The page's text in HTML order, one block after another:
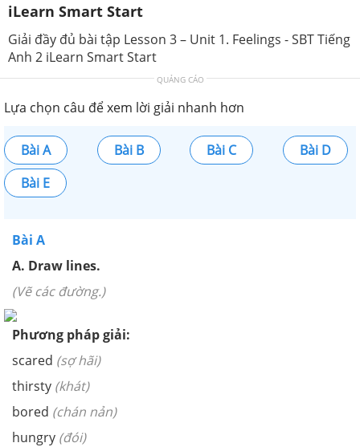
iLearn Smart Start
Giải đầy đủ bài tập Lesson 3 – Unit 1. Feelings - SBT Tiếng
Anh 2 iLearn Smart Start
QUẢNG CÁO
Lựa chọn câu để xem lời giải nhanh hơn
Bài A Bài B Bài C
Bài D
Bài E
Bài A
A. Draw lines.
(Vẽ các đường.)
Phương pháp giải:
scared (sợ hãi)
thirsty (khát)
bored (chán nản)
hungry (đói)